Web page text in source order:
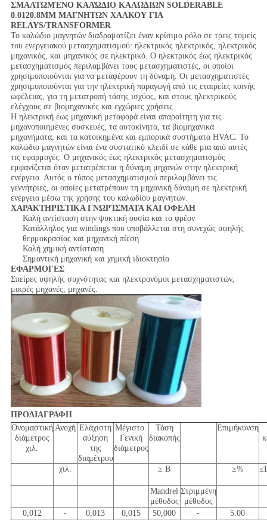
ΣΜΑΛΤΩΜΈΝΟ ΚΑΛΏΔΙΟ ΚΑΛΩΔΙΩΝ SOLDERABLE
0.0120.8MM ΜΑΓΝΗΤΩΝ ΧΑΛΚΟΥ ΓΙΑ
RELAYS/TRANSFORMER
Το καλώδιο μαγνητών διαδραματίζει έναν κρίσιμο ρόλο σε τρεις τομείς
του ενεργειακού μετασχηματισμού: ηλεκτρικός ηλεκτρικός, ηλεκτρικός
μηχανικός, και μηχανικός σε ηλεκτρικό. Ο ηλεκτρικός έως ηλεκτρικός
μετασχηματισμός περιλαμβάνει τους μετασχηματιστές, οι οποίοι
χρησιμοποιούνται για να μεταφέρουν τη δύναμη. Οι μετασχηματιστές
χρησιμοποιούνται για την ηλεκτρική παραγωγή από τις εταιρείες κοινής
ωφέλειας, για τη μετατροπή τάσης ισχύος, και στους ηλεκτρικούς
ελέγχους σε βιομηχανικές και εγχώριες χρήσεις.
Η ηλεκτρική έως μηχανική μεταφορά είναι απαραίτητη για τις
μηχανοποιημένες συσκευές, τα αυτοκίνητα, τα βιομηχανικά
μηχανήματα, και τα κατοικημένα και εμπορικά συστήματα HVAC. Το
καλώδιο μαγνητών είναι ένα συστατικό κλειδί σε κάθε μια από αυτές
τις εφαρμογές. Ο μηχανικός έως ηλεκτρικός μετασχηματισμός
εμφανίζεται όταν μετατρέπεται η δύναμη μηχανών στην ηλεκτρική
ενέργεια. Αυτός ο τύπος μετασχηματισμού περιλαμβάνει τις
γεννήτριες, οι οποίες μετατρέπουν τη μηχανική δύναμη σε ηλεκτρική
ενέργεια μέσω της χρήσης του καλωδίου μαγνητών.
ΧΑΡΑΚΤΗΡΙΣΤΙΚΑ ΓΝΩΡΊΣΜΑΤΑ ΚΑΙ ΟΦΕΛΗ
Καλή αντίσταση στην ψυκτική ουσία και το φρέον
Κατάλληλος για windings που υποβάλλεται στη συνεχώς υψηλής
θερμοκρασίας και μηχανική πίεση
Καλή χημική αντίσταση
Σημαντική μηχανική και χημική ιδιοκτησία
ΕΦΑΡΜΟΓΕΣ
Σπείρες υψηλής συχνότητας και ηλεκτρονόμοι μετασχηματιστών,
μικρές μηχανές, μηχανές.
ΠΡΟΔΙΑΓΡΑΦΗ
Ονομαστική
διάμετρος
χιλ.
Ανοχή Ελάχιστη
αύξηση
της
διαμέτρου
Μέγιστο.
Γενική
διάμετρος
Τάση
διακοπής
Επιμήκυνση
χιλ. ≥ Β ≥%
Mandrel
μέθοδος
Στριμμένη
μέθοδος
0,012
- 0,013 0,015 50,000 - 5.00